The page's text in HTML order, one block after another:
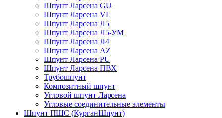
Шпунт Ларсена GU
Шпунт Ларсена VL
Шпунт Ларсена Л5
Шпунт Ларсена Л5-УМ
Шпунт Ларсена Л4
Шпунт Ларсена AZ
Шпунт Ларсена PU
Шпунт Ларсена ПВХ
Трубошпунт
Композитный шпунт
Угловой шпунт Ларсена
Угловые соединительные элементы
Шпунт ПШС (КурганШпунт)